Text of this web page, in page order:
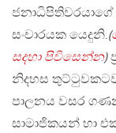
ජනාධිපිතිවරයාගේ
සංචාරයක යෙදුනි.(
සදහා පිවිසෙන්න)
නිදහස
පාලනය වසර
සාමාජිකයන් හා